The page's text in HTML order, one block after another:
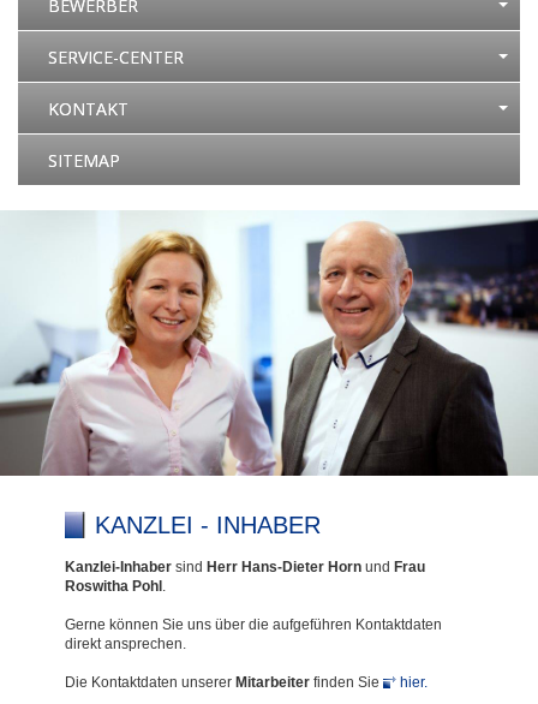
BEWERBER
SERVICE-CENTER
KONTAKT
SITEMAP
KANZLEI - INHABER
Kanzlei-Inhaber sind Herr Hans-Dieter Horn und Frau
Roswitha Pohl.
Gerne können Sie uns über die aufgeführen Kontaktdaten
direkt ansprechen.
Die Kontaktdaten unserer Mitarbeiterfinden Sie hier.